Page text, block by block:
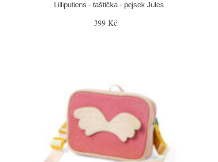
Lilliputiens - taštička - pejsek Jules
399 Kč